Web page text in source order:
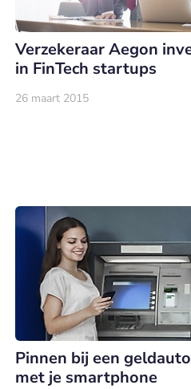
Verzekeraar Aegon
in FinTech startups
26 maart 2015
Pinnen bij een
met je smartphone